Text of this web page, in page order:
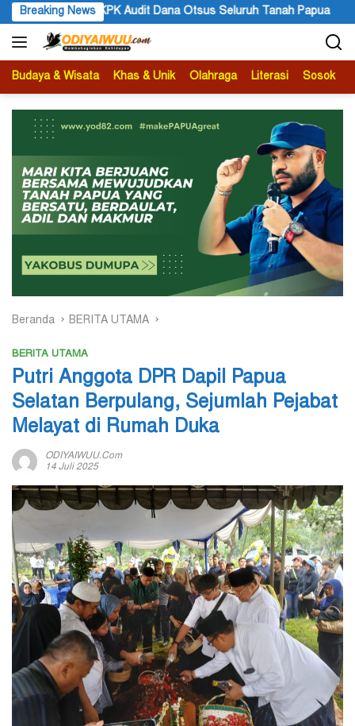
Langsung
ke
konten
Breaking News
Tanah Papua STT GIDI Papua Apresiasi Setahun
Budaya & Wisata Khas & Unik Olahraga Literasi Sosok
Beranda BERITA UTAMA
BERITA UTAMA
Putri Anggota DPR Dapil Papua
Selatan Berpulang, Sejumlah Pejabat
Melayat di Rumah Duka
ODIYAIWUU.com
14 Juli 2025